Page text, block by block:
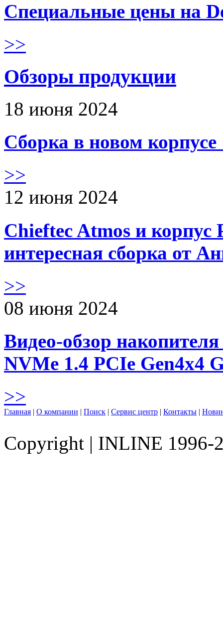
Специальные цены на
>>
Обзоры продукции
18 июня 2024
Сборка в новом
>>
12 июня 2024
Chieftec Atmos и корпус
интересная сборка от
>>
08 июня 2024
Видео-обзор
NVMe 1.4 PCIe Gen4х4
>>
Главная | О компании | Поиск | Сервис центр | Контакты |
Copyright | INLINE 1996-